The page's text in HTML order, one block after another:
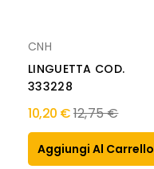
CNH
LINGUETTA COD.
333228
10,20 €Prezzo
normale
12,75 €
Aggiungi Al Carrello